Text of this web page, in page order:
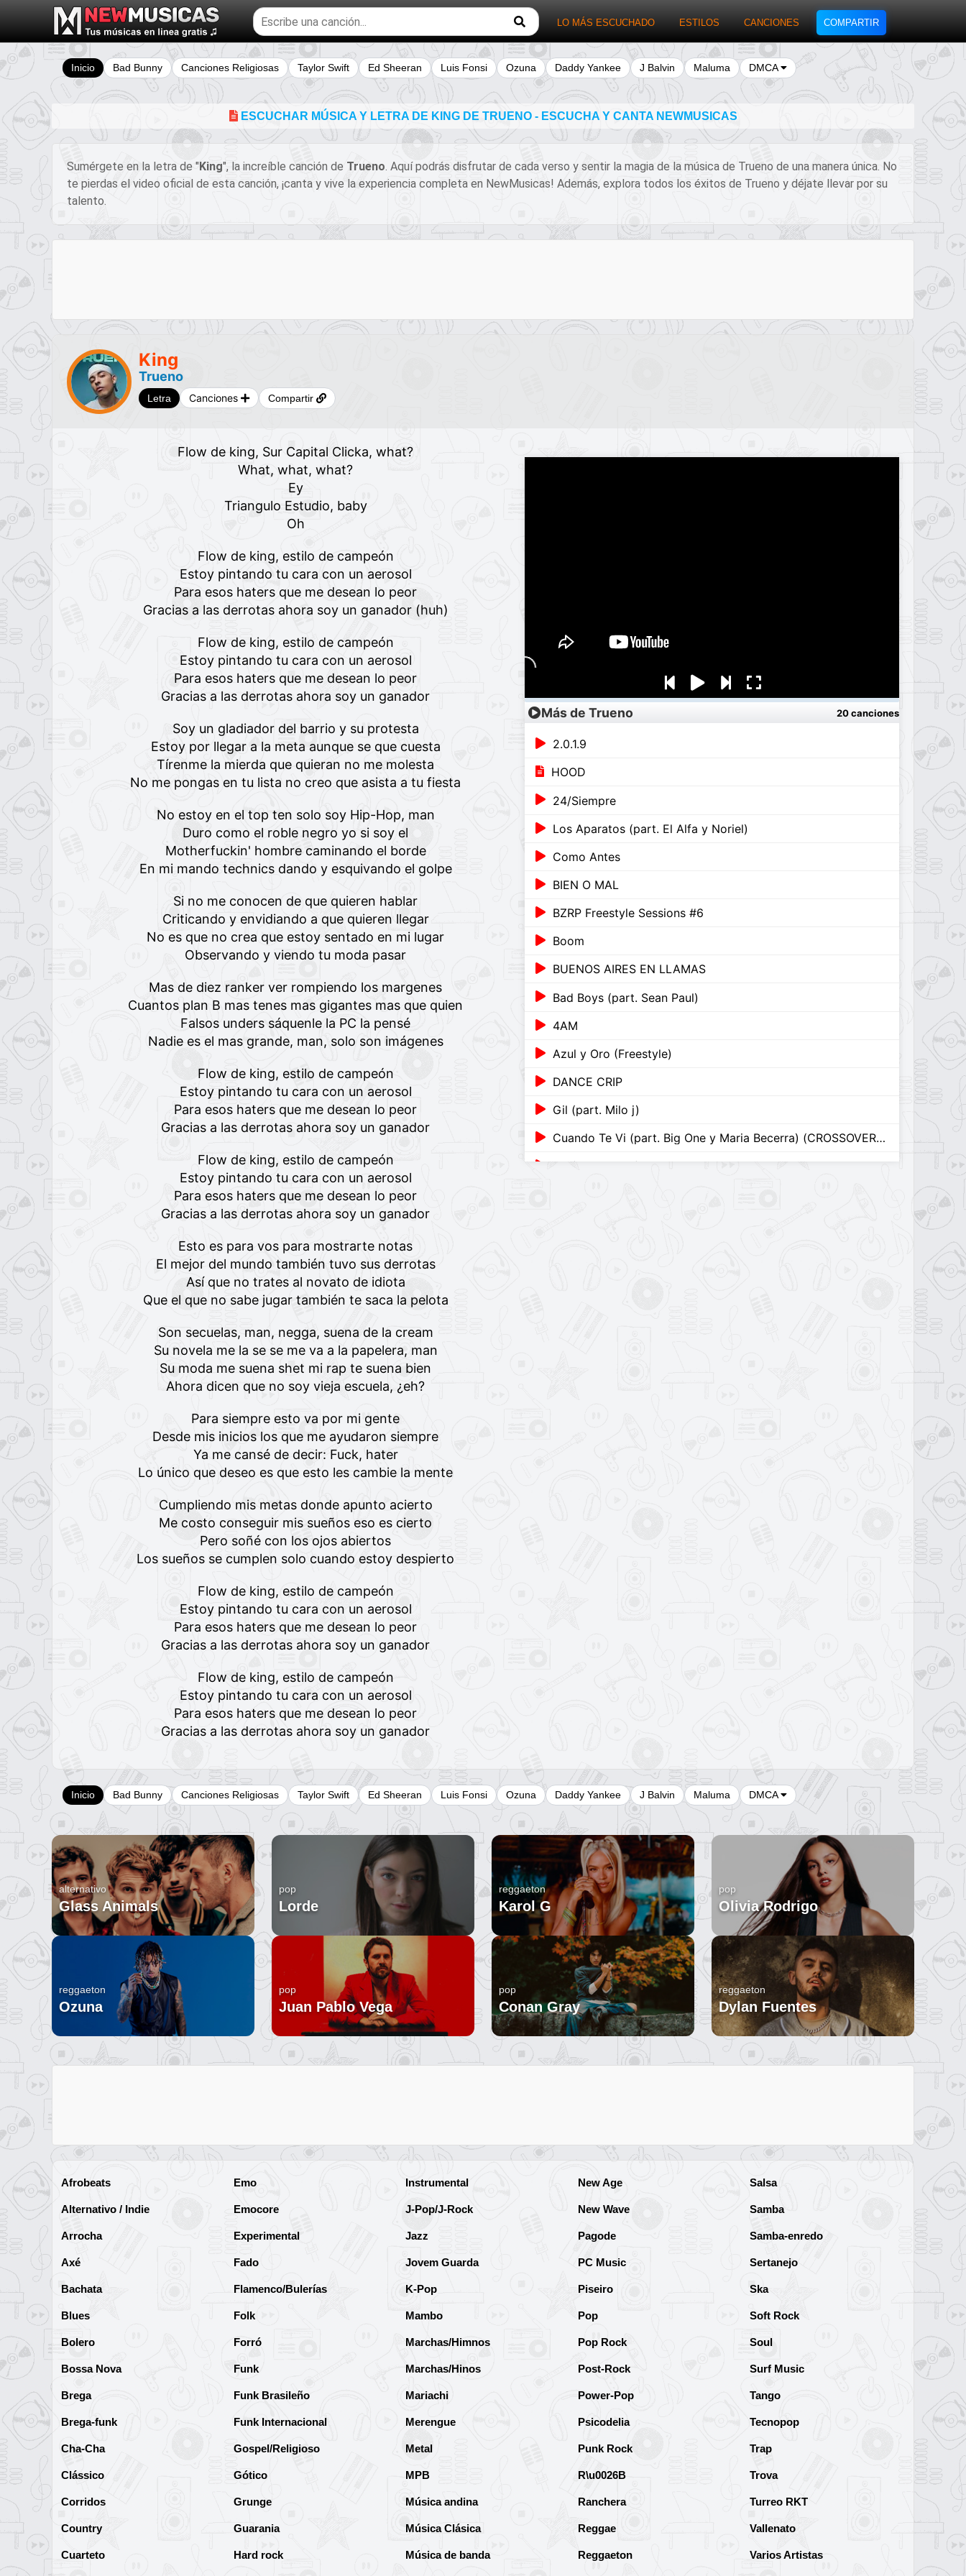
Buscar
temas
musicales
LO MÁS ESCUCHADO ESTILOS CANCIONES COMPARTIR
Inicio Bad Bunny Canciones Religiosas Taylor Swift Ed Sheeran Luis Fonsi Ozuna Daddy Yankee J Balvin Maluma DMCA
ESCUCHAR MÚSICA Y LETRA DE KING DE TRUENO - ESCUCHA Y CANTA NEWMUSICAS
Sumérgete en la letra de "King", la increíble canción de Trueno. Aquí podrás disfrutar de cada verso y sentir la magia de la música de Trueno de una manera única. No
te pierdas el video oficial de esta canción, ¡canta y vive la experiencia completa en NewMusicas! Además, explora todos los éxitos de Trueno y déjate llevar por su
talento.
King
Trueno
Letra Canciones Compartir
Flow de king, Sur Capital Clicka, what?
What, what, what?
Ey
Triangulo Estudio, baby
Oh
Flow de king, estilo de campeón
Estoy pintando tu cara con un aerosol
Para esos haters que me desean lo peor
Gracias a las derrotas ahora soy un ganador (huh)
Flow de king, estilo de campeón
Estoy pintando tu cara con un aerosol
Para esos haters que me desean lo peor
Gracias a las derrotas ahora soy un ganador
Soy un gladiador del barrio y su protesta
Estoy por llegar a la meta aunque se que cuesta
Tírenme la mierda que quieran no me molesta
No me pongas en tu lista no creo que asista a tu fiesta
No estoy en el top ten solo soy Hip-Hop, man
Duro como el roble negro yo si soy el
Motherfuckin' hombre caminando el borde
En mi mando technics dando y esquivando el golpe
Si no me conocen de que quieren hablar
Criticando y envidiando a que quieren llegar
No es que no crea que estoy sentado en mi lugar
Observando y viendo tu moda pasar
Mas de diez ranker ver rompiendo los margenes
Cuantos plan B mas tenes mas gigantes mas que quien
Falsos unders sáquenle la PC la pensé
Nadie es el mas grande, man, solo son imágenes
Flow de king, estilo de campeón
Estoy pintando tu cara con un aerosol
Para esos haters que me desean lo peor
Gracias a las derrotas ahora soy un ganador
Flow de king, estilo de campeón
Estoy pintando tu cara con un aerosol
Para esos haters que me desean lo peor
Gracias a las derrotas ahora soy un ganador
Esto es para vos para mostrarte notas
El mejor del mundo también tuvo sus derrotas
Así que no trates al novato de idiota
Que el que no sabe jugar también te saca la pelota
Son secuelas, man, negga, suena de la cream
Su novela me la se se me va a la papelera, man
Su moda me suena shet mi rap te suena bien
Ahora dicen que no soy vieja escuela, ¿eh?
Para siempre esto va por mi gente
Desde mis inicios los que me ayudaron siempre
Ya me cansé de decir: Fuck, hater
Lo único que deseo es que esto les cambie la mente
Cumpliendo mis metas donde apunto acierto
Me costo conseguir mis sueños eso es cierto
Pero soñé con los ojos abiertos
Los sueños se cumplen solo cuando estoy despierto
Flow de king, estilo de campeón
Estoy pintando tu cara con un aerosol
Para esos haters que me desean lo peor
Gracias a las derrotas ahora soy un ganador
Flow de king, estilo de campeón
Estoy pintando tu cara con un aerosol
Para esos haters que me desean lo peor
Gracias a las derrotas ahora soy un ganador
Más de Trueno 20 canciones
2.0.1.9
HOOD
24/Siempre
Los Aparatos (part. El Alfa y Noriel)
Como Antes
BIEN O MAL
BZRP Freestyle Sessions #6
Boom
BUENOS AIRES EN LLAMAS
Bad Boys (part. Sean Paul)
4AM
Azul y Oro (Freestyle)
DANCE CRIP
Gil (part. Milo j)
Cuando Te Vi (part. Big One y Maria Becerra) (CROSSOVER #5)
Gil (part. Milo j)
Inicio Bad Bunny Canciones Religiosas Taylor Swift Ed Sheeran Luis Fonsi Ozuna Daddy Yankee J Balvin Maluma DMCA
alternativo
Glass Animals
pop
Lorde
reggaeton
Karol G
pop
Olivia Rodrigo
reggaeton
Ozuna
pop
Juan Pablo Vega
pop
Conan Gray
reggaeton
Dylan Fuentes
Afrobeats
Alternativo / Indie
Arrocha
Axé
Bachata
Blues
Bolero
Bossa Nova
Brega
Brega-funk
Cha-Cha
Clássico
Corridos
Country
Cuarteto
Emo
Emocore
Experimental
Fado
Flamenco/Bulerías
Folk
Forró
Funk
Funk Brasileño
Funk Internacional
Gospel/Religioso
Gótico
Grunge
Guarania
Hard rock
Instrumental
J-Pop/J-Rock
Jazz
Jovem Guarda
K-Pop
Mambo
Marchas/Himnos
Marchas/Hinos
Mariachi
Merengue
Metal
MPB
Música andina
Música Clásica
Música de banda
New Age
New Wave
Pagode
PC Music
Piseiro
Pop
Pop Rock
Post-Rock
Power-Pop
Psicodelia
Punk Rock
R\u0026B
Ranchera
Reggae
Reggaeton
Salsa
Samba
Samba-enredo
Sertanejo
Ska
Soft Rock
Soul
Surf Music
Tango
Tecnopop
Trap
Trova
Turreo RKT
Vallenato
Varios Artistas